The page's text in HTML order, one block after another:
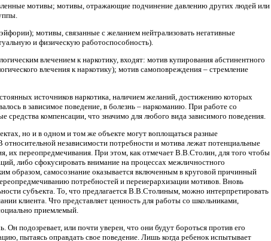
мотивы; мотивы, отражающие подчинение давлению других людей или
мотивы, связанные с желанием нейтрализовать негативные
и физическую работоспособность).
влечением к наркотику, входят: мотив купирования абстинентного
влечения к наркотику); мотив самоповреждения – стремление
источников наркотика, наличием желаний, достижению которых
в зависимое поведение, в болезнь – наркоманию. При работе со
компенсации, что значимо для любого вида зависимого поведения.
но и в одном и том же объекте могут воплощаться разные
независимости потребности и мотива лежат потенциальные
их переопредмечивания. При этом, как отмечает В.В.Столин, для того чтобы
либо сфокусировать внимание на процессах межличностного
образом, самосознание оказывается включенным в круговой причинный
потребностей и переиерархизации мотивов. Вновь
субъекта. То, что предлагается В.В.Столиным, можно интерпретировать
клиента. Что представляет ценность для работы со школьниками,
приемлемый.
подозревает, или почти уверен, что они будут бороться против его
пытаясь оправдать свое поведение. Лишь когда ребенок испытывает